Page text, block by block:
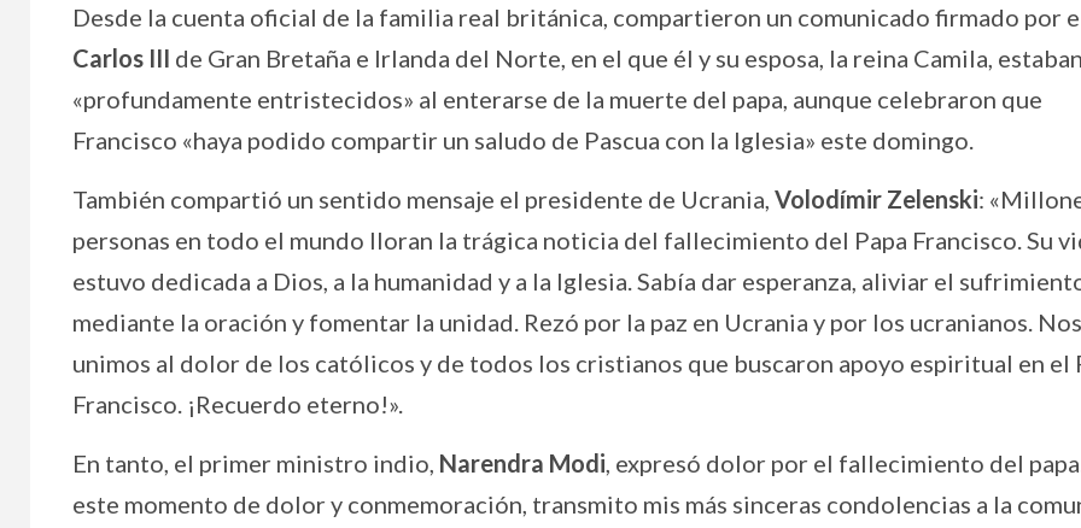
Desde la cuenta oficial de la familia real británica, compartieron un comunicado firmado por
Carlos III de Gran Bretaña e Irlanda del Norte, en el que él y su esposa, la reina Camila,
«profundamente entristecidos» al enterarse de la muerte del papa, aunque celebraron que
Francisco «haya podido compartir un saludo de Pascua con la Iglesia» este domingo.
También compartió un sentido mensaje el presidente de Ucrania, Volodímir Zelenski:
personas en todo el mundo lloran la trágica noticia del fallecimiento del Papa Francisco. Su
estuvo dedicada a Dios, a la humanidad y a la Iglesia. Sabía dar esperanza, aliviar el
mediante la oración y fomentar la unidad. Rezó por la paz en Ucrania y por los ucranianos. Nos
unimos al dolor de los católicos y de todos los cristianos que buscaron apoyo espiritual en el
Francisco. ¡Recuerdo eterno!».
En tanto, el primer ministro indio, Narendra Modi , expresó dolor por el fallecimiento del
este momento de dolor y conmemoración, transmito mis más sinceras condolencias a la